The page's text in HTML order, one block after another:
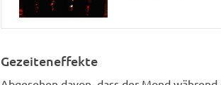
Gezeiteneffekte